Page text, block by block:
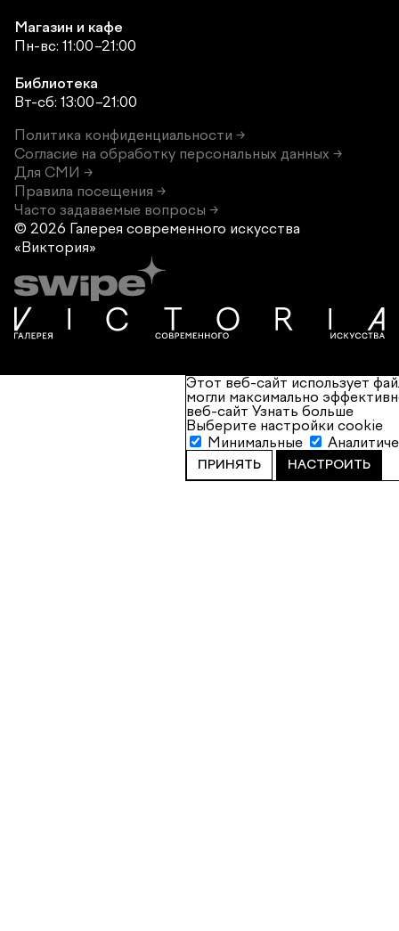
Магазин и кафе
Пн-вс: 11:00–21:00
Библиотека
Вт-сб: 13:00–21:00
Политика конфиденциальности →
Согласие на обработку персональных данных →
Для СМИ →
Правила посещения →
Часто задаваемые вопросы →
© 2026 Галерея современного искусства
«Виктория»
Этот веб-сайт использует
могли максимально
веб-сайт Узнать больше
Выберите настройки cookie
Минимальные
ПРИНЯТЬ НАСТРОИТЬ